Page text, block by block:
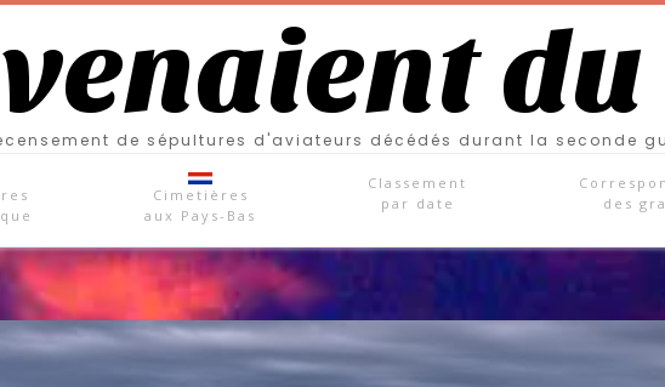
de sépultures d'aviateurs décédés durant la seconde
Cimetières
aux Pays-Bas
Classement
par date
des